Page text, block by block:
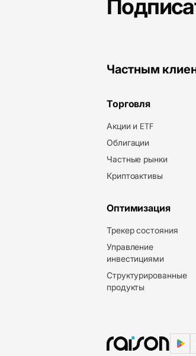
Частным
Торговля
Акции и ETF
Облигации
Частные рынки
Криптоактивы
Оптимизация
Трекер состояния
Управление
инвестициями
Структурированные
продукты